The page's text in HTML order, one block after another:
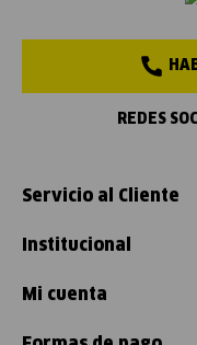
REDES
Servicio al Cliente
Institucional
Mi cuenta